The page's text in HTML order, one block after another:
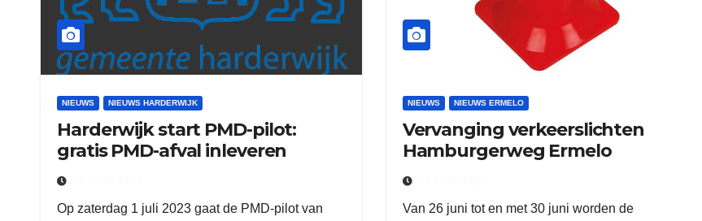
NIEUWS NIEUWS HARDERWIJK
Harderwijk start PMD-pilot:
gratis PMD-afval inleveren
Op zaterdag 1 juli 2023 gaat de PMD-pilot van
NIEUWS NIEUWS ERMELO
Vervanging verkeerslichten
Hamburgerweg Ermelo
Van 26 juni tot en met 30 juni worden de